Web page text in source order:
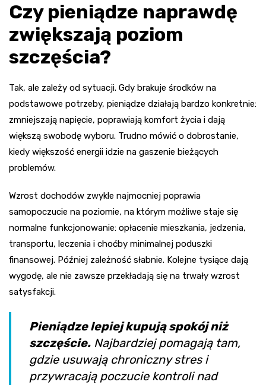
Czy pieniądze naprawdę
zwiększają poziom
szczęścia?
Tak, ale zależy od sytuacji. Gdy brakuje środków na
podstawowe potrzeby, pieniądze działają bardzo konkretnie:
zmniejszają napięcie, poprawiają komfort życia i dają
większą swobodę wyboru. Trudno mówić o dobrostanie,
kiedy większość energii idzie na gaszenie bieżących
problemów.
Wzrost dochodów zwykle najmocniej poprawia
samopoczucie na poziomie, na którym możliwe staje się
normalne funkcjonowanie: opłacenie mieszkania, jedzenia,
transportu, leczenia i choćby minimalnej poduszki
finansowej. Później zależność słabnie. Kolejne tysiące dają
wygodę, ale nie zawsze przekładają się na trwały wzrost
satysfakcji.
Pieniądze lepiej kupują spokój niż
szczęście. Najbardziej pomagają tam,
gdzie usuwają chroniczny stres i
przywracają poczucie kontroli nad